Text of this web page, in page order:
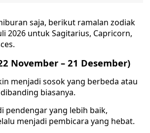
saja, berikut ramalan zodiak
2026 untuk Sagitarius, Capricorn,
November – 21 Desember)
menjadi sosok yang berbeda atau
biasanya.
pendengar yang lebih baik,
menjadi pembicara yang hebat.